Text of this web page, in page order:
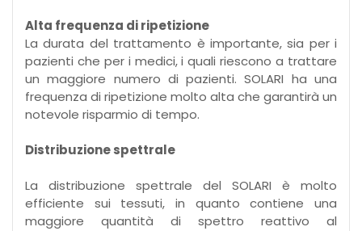
Alta frequenza di ripetizione
La durata del trattamento è importante, sia per i
pazienti che per i medici, i quali riescono a trattare
un maggiore numero di pazienti. SOLARI ha una
frequenza di ripetizione molto alta che garantirà un
notevole risparmio di tempo.
Distribuzione spettrale
La distribuzione spettrale del SOLARI è molto
efficiente sui tessuti, in quanto contiene una
maggiore quantità di spettro reattivo al